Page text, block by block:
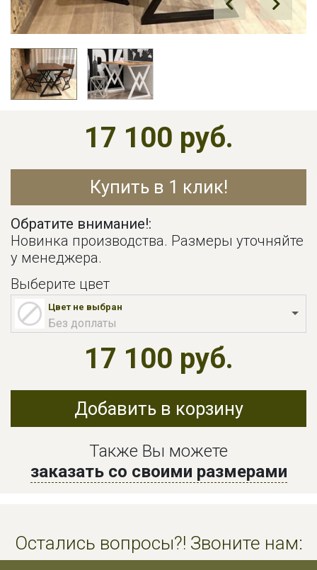
Prev Next
Купить в 1 клик!
17 100 руб.
Обратите внимание!:
Новинка производства. Размеры уточняйте
у менеджера.
Выберите цвет
Цвет не выбран
Без доплаты
17 100 руб.
Добавить в корзину
Также Вы можете
заказать со своими размерами
Остались вопросы?! Звоните нам: